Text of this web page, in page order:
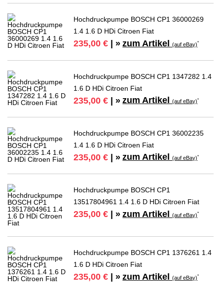
Hochdruckpumpe BOSCH CP1 36000269
1.4 1.6 D HDi Citroen Fiat
235,00 € | » zum Artikel(auf eBay)*
Hochdruckpumpe BOSCH CP1 1347282 1.4
1.6 D HDi Citroen Fiat
235,00 € | » zum Artikel(auf eBay)*
Hochdruckpumpe BOSCH CP1 36002235
1.4 1.6 D HDi Citroen Fiat
235,00 € | » zum Artikel(auf eBay)*
Hochdruckpumpe BOSCH CP1
13517804961 1.4 1.6 D HDi Citroen Fiat
235,00 € | » zum Artikel(auf eBay)*
Hochdruckpumpe BOSCH CP1 1376261 1.4
1.6 D HDi Citroen Fiat
235,00 € | » zum Artikel(auf eBay)*